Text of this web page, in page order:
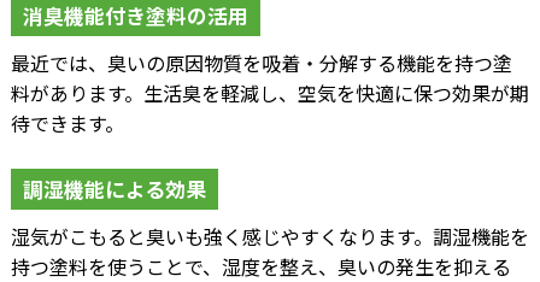
消臭機能付き塗料の活用
最近では、臭いの原因物質を吸着・分解する機能を持つ塗
料があります。生活臭を軽減し、空気を快適に保つ効果が期
待できます。
調湿機能による効果
湿気がこもると臭いも強く感じやすくなります。調湿機能を
持つ塗料を使うことで、湿度を整え、臭いの発生を抑える